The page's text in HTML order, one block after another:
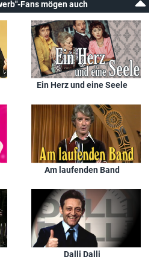
Fans mögen auch
Ein Herz und eine Seele
Am laufenden Band
Dalli Dalli